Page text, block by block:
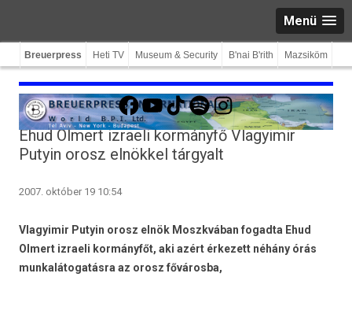
Menü
Breuerpress Heti TV Museum & Security B'nai B'rith Mazsiköm
Facebook
YouTube
TikTokSpotifyInstagram
Ehud Olmert izraeli kormányfő Vlagyimir
Putyin orosz elnökkel tárgyalt
2007. október 19 10:54
Vlagyimir Putyin orosz elnök Moszkvában fogadta Ehud
Olmert izraeli kormányfőt, aki azért érkezett néhány órás
munkalátogatásra az orosz fővárosba,